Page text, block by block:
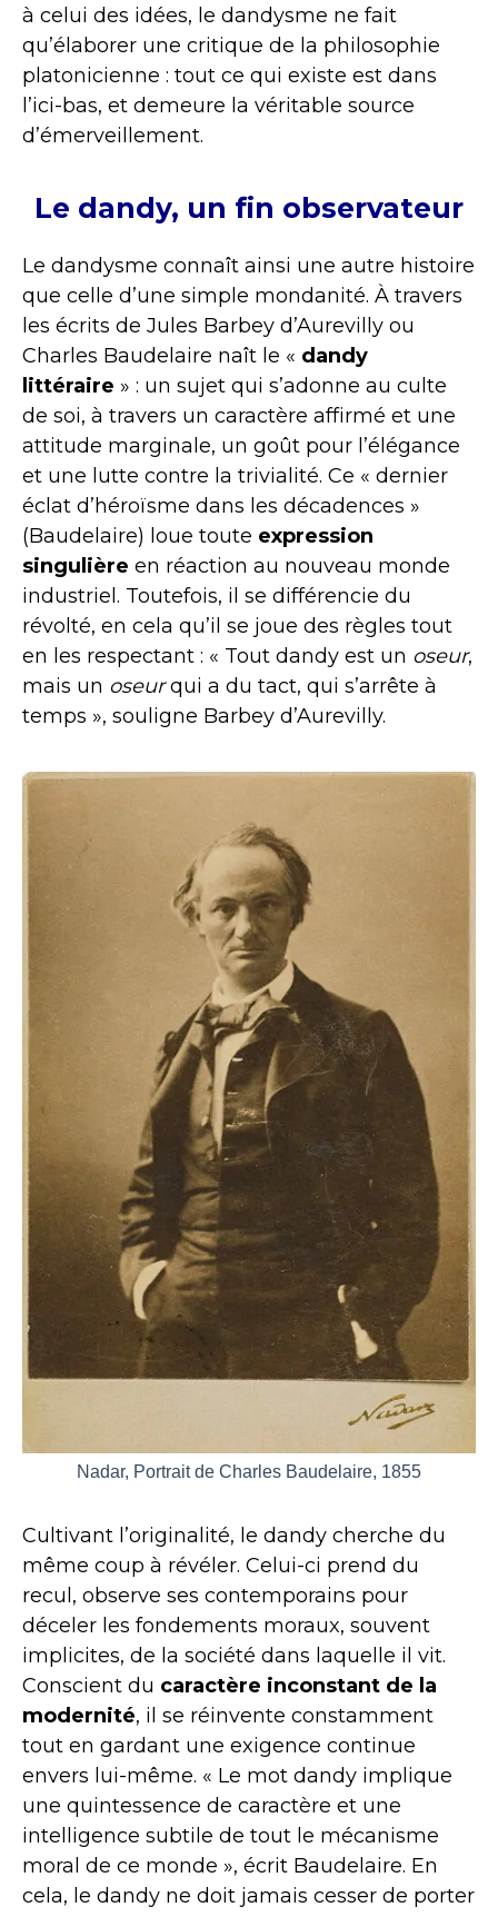
à celui des idées, le dandysme ne fait
qu’élaborer une critique de la philosophie
platonicienne : tout ce qui existe est dans
l’ici-bas, et demeure la véritable source
d’émerveillement.
Le dandy, un fin observateur
Le dandysme connaît ainsi une autre histoire
que celle d’une simple mondanité. À travers
les écrits de Jules Barbey d’Aurevilly ou
Charles Baudelaire naît le « dandy
littéraire » : un sujet qui s’adonne au culte
de soi, à travers un caractère affirmé et une
attitude marginale, un goût pour l’élégance
et une lutte contre la trivialité. Ce « dernier
éclat d’héroïsme dans les décadences »
(Baudelaire) loue toute expression
singulière en réaction au nouveau monde
industriel. Toutefois, il se différencie du
révolté, en cela qu’il se joue des règles tout
en les respectant : « Tout dandy est un oseur,
mais un oseurqui a du tact, qui s’arrête à
temps », souligne Barbey d’Aurevilly.
Nadar, Portrait de Charles Baudelaire, 1855
Cultivant l’originalité, le dandy cherche du
même coup à révéler. Celui-ci prend du
recul, observe ses contemporains pour
déceler les fondements moraux, souvent
implicites, de la société dans laquelle il vit.
Conscient du caractère inconstant de la
modernité, il se réinvente constamment
tout en gardant une exigence continue
envers lui-même. « Le mot dandy implique
une quintessence de caractère et une
intelligence subtile de tout le mécanisme
moral de ce monde », écrit Baudelaire. En
cela, le dandy ne doit jamais cesser de porter